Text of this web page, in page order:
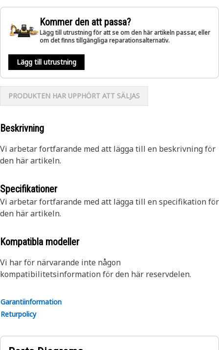
Kommer den att passa?
Lägg till utrustning för att se om den här artikeln passar, eller
om det finns tillgängliga reparationsalternativ.
Lägg till utrustning
PRODUKTEN HAR UPPHÖRT ATT SÄLJAS
Beskrivning
Vi arbetar fortfarande med att lägga till en beskrivning för
den här artikeln.
Specifikationer
Vi arbetar fortfarande med att lägga till en specifikation för
den här artikeln.
Kompatibla modeller
Vi har för närvarande inte någon
kompatibilitetsinformation för den här reservdelen.
Garantiinformation
Returpolicy